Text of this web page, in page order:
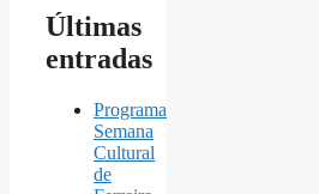
Últimas
entradas
Programa
Semana
Cultural
de